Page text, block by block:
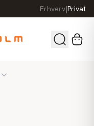
Erhverv|Privat